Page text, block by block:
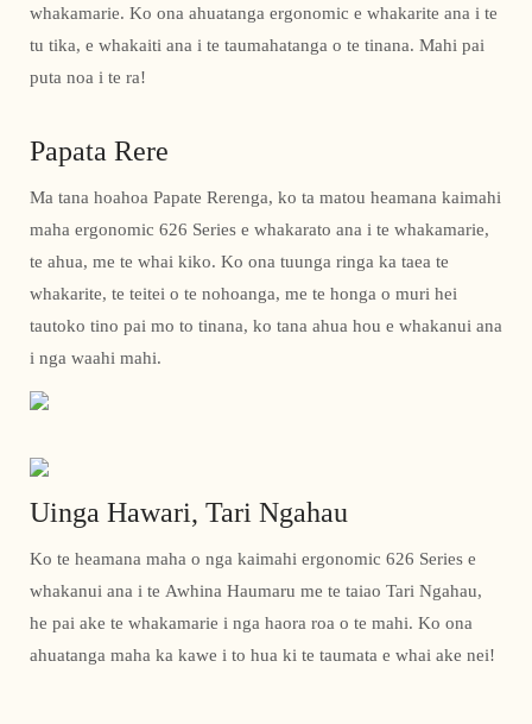
whakamarie. Ko ona ahuatanga ergonomic e whakarite ana i te
tu tika, e whakaiti ana i te taumahatanga o te tinana. Mahi pai
puta noa i te ra!
Papata Rere
Ma tana hoahoa Papate Rerenga, ko ta matou heamana kaimahi
maha ergonomic 626 Series e whakarato ana i te whakamarie,
te ahua, me te whai kiko. Ko ona tuunga ringa ka taea te
whakarite, te teitei o te nohoanga, me te honga o muri hei
tautoko tino pai mo to tinana, ko tana ahua hou e whakanui ana
i nga waahi mahi.
Uinga Hawari, Tari Ngahau
Ko te heamana maha o nga kaimahi ergonomic 626 Series e
whakanui ana i te Awhina Haumaru me te taiao Tari Ngahau,
he pai ake te whakamarie i nga haora roa o te mahi. Ko ona
ahuatanga maha ka kawe i to hua ki te taumata e whai ake nei!